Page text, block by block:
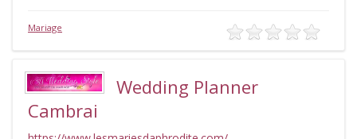
Mariage
Wedding Planner
Cambrai